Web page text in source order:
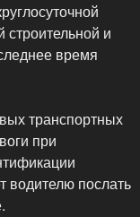
строительной и
время
транспортных
при
водителю послать